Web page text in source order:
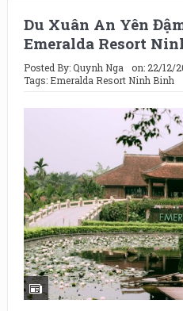
Du Xuân An Yên
Emeralda Resort
Posted By:Quynh Nga on: 22/12/
Tags: Emeralda Resort Ninh Binh